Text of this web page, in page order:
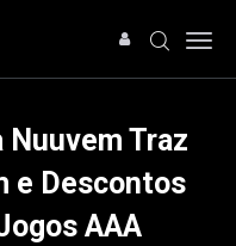
Nuuvem Traz
e Descontos
AAA